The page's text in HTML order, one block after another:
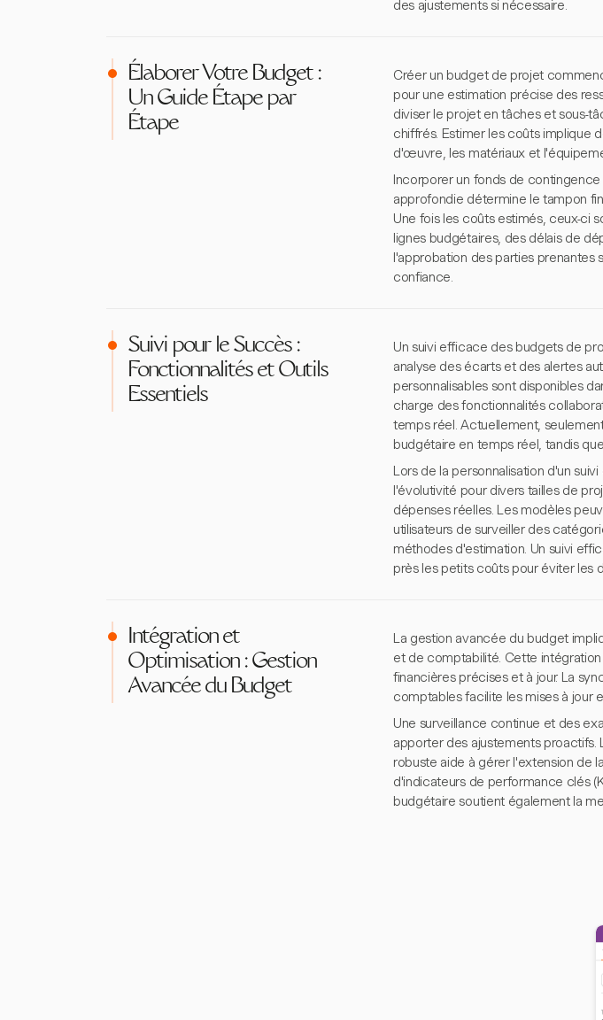
des ajustements si nécessaire.
Élaborer Votre Budget :
Un Guide Étape par
Étape
Créer un budget de projet
pour une estimation précise des
diviser le projet en tâches et sous-
chiffrés. Estimer les coûts implique
d'œuvre, les matériaux et
Incorporer un fonds de
approfondie détermine le tampon
Une fois les coûts estimés, ceux-ci
lignes budgétaires, des délais de
l'approbation des parties prenantes
confiance.
Suivi pour le Succès :
Fonctionnalités et Outils
Essentiels
Un suivi efficace des budgets de
analyse des écarts et des alertes
personnalisables sont disponibles
charge des fonctionnalités
temps réel. Actuellement,
budgétaire en temps réel, tandis
Lors de la personnalisation d'un
l'évolutivité pour divers tailles de
dépenses réelles. Les modèles
utilisateurs de surveiller des
méthodes d'estimation. Un suivi
près les petits coûts pour éviter les
Intégration et
Optimisation : Gestion
Avancée du Budget
La gestion avancée du budget
et de comptabilité. Cette
financières précises et à jour. La
comptables facilite les mises à jour
Une surveillance continue et des
apporter des ajustements
robuste aide à gérer l'extension de
d'indicateurs de performance clés
budgétaire soutient également la